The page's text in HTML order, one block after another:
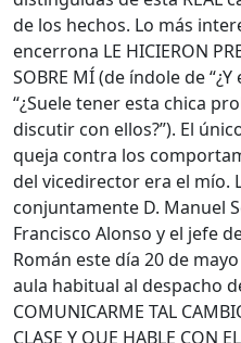
de los hechos. Lo más
encerrona LE HICIERON
SOBRE MÍ (de índole de
“¿Suele tener esta chica
discutir con ellos?”). El
queja contra los
del vicedirector era el mío.
conjuntamente D. Manuel
Francisco Alonso y el jefe
Román este día 20 de
aula habitual al despacho
COMUNICARME TAL
CLASE Y QUE HABLE CON